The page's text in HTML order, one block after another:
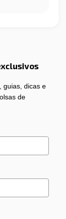
guias, dicas e
de